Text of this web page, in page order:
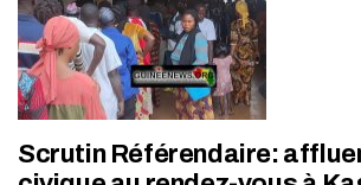
Scrutin Référendaire: